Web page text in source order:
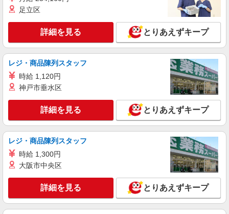
アルバイト
ケンタッキーフライドチキン 恵比寿駅前店
カウンター・キッチンスタッフ ＜優先募集日
時＞日曜 9:00〜14:00
キープ 詳細を見る
パート
ケンタッキーフライドチキン 恵比寿駅前店
カウンター・キッチンスタッフ ＜優先募集日
キープ 詳細を見る
足立区
詳細を見る とりあえずキープ
レジ・商品陳列スタッフ
時給 1,120円
神戸市垂水区
詳細を見る とりあえずキープ
レジ・商品陳列スタッフ
時給 1,300円
大阪市中央区
詳細を見る とりあえずキープ